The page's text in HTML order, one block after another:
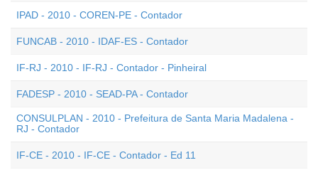
IPAD - 2010 - COREN-PE - Contador
FUNCAB - 2010 - IDAF-ES - Contador
IF-RJ - 2010 - IF-RJ - Contador - Pinheiral
FADESP - 2010 - SEAD-PA - Contador
CONSULPLAN - 2010 - Prefeitura de Santa Maria Madalena -
RJ - Contador
IF-CE - 2010 - IF-CE - Contador - Ed 11